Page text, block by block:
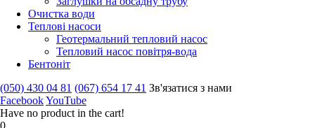
Очистка води
Теплові насоси
Геотермальний тепловий насос
Тепловий насос повітря-вода
Бентоніт
(050) 430 04 81 (067) 654 17 41 Зв'язатися з нами
FacebookYouTube
Have no product in the cart!